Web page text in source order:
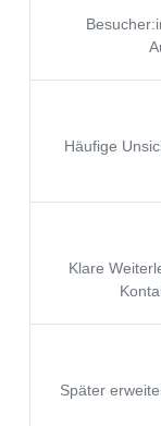
Häufige
Klare
Später